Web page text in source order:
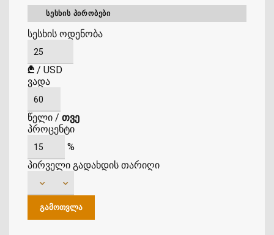
ᲡᲔᲡᲮᲘᲡ ᲞᲘᲠᲝᲑᲔᲑᲘ
სესხის ოდენობა
₾ / USD
ვადა
წელი / თვე
პროცენტი
%
პირველი გადახდის თარიღი